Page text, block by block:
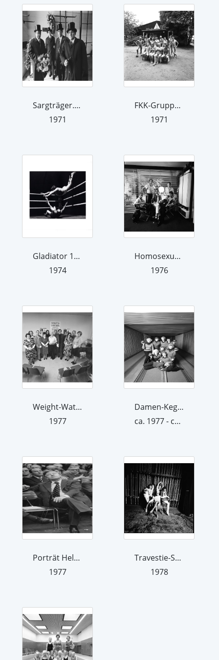
Sargträger. Aus der Serie "Der Mensch...
1971
FKK-Gruppe. Aus der Serie "Der Mensch...
1971
Gladiator 10 [Kampfszene 4]. Aus der ...
1974
Homosexuelle. Aus der Serie "Der Mens...
1976
Weight-Watcher. Aus der Serie "Der Me...
1977
Damen-Kegelclub. Aus der Serie "Der M...
ca. 1977 - ca. 1979
Porträt Helmut Schmidt
1977
Travestie-Show "Madame Chatou". Aus d...
1978